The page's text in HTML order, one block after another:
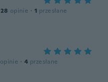
28 opinie · 1 przesłane
opinie · 4 przesłane